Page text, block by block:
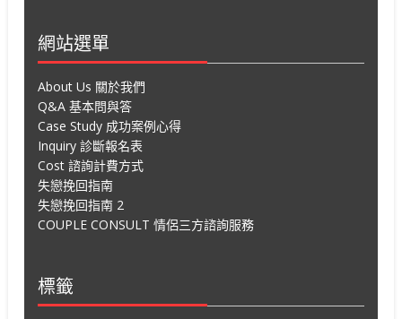
網站選單
About Us 關於我們
Q&A 基本問與答
Case Study 成功案例心得
Inquiry 診斷報名表
Cost 諮詢計費方式
失戀挽回指南
失戀挽回指南 2
COUPLE CONSULT 情侶三方諮詢服務
標籤